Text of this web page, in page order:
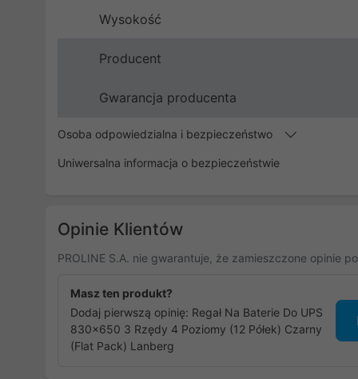
Wysokość
Producent
Gwarancja producenta
Osoba odpowiedzialna i bezpieczeństwo
Uniwersalna informacja o bezpieczeństwie
Opinie Klientów
PROLINE S.A. nie gwarantuje, że zamieszczone opinie
Masz ten produkt?
Dodaj pierwszą opinię: Regał Na Baterie Do UPS
830x650 3 Rzędy 4 Poziomy (12 Półek) Czarny
(Flat Pack) Lanberg